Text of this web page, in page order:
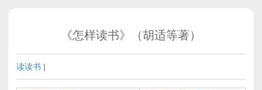
《怎样读书》（胡适等著）
读读书 |